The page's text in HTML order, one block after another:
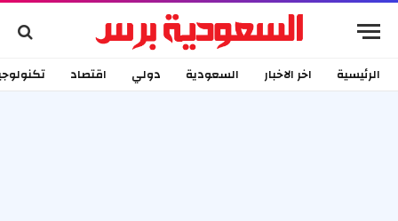
الرئيسية اخر الاخبار السعودية دولي اقتصاد